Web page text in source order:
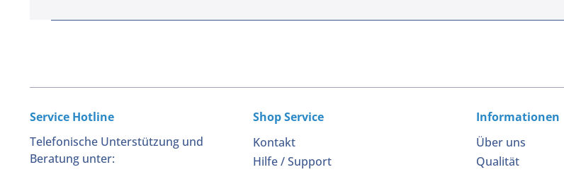
Service Hotline
Telefonische Unterstützung und
Beratung unter:
Shop Service
Kontakt
Hilfe / Support
Informationen
Über uns
Qualität